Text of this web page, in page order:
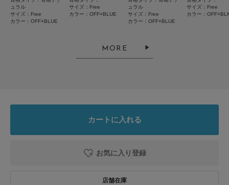
2026.7.8
使いやすい
no name
定番のボーダー柄、サラッとした薄い生地なので1枚だけで着る以外にも、
ュラル
サイズ：Free
カラー：OFF×BLUE
サイズ：Free
カラー：OFF×BLUE
ュラル
サイズ：Free
カラー：OFF×BLUE
サイズ：Free
カラー：
MORE
カートに入れる
お気に入り登録